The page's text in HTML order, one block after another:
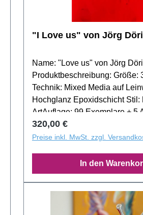
Rahmenlösungen, die „Love
zur Geltung bringen. Wähle
verschiedenen Materialien und
dich gern zu deiner
"I Love us" von Jörg
Name: "Love us" von Jörg Döring
Produktbeschreibung: Größe: 30 x 25 x 4 cm
Technik: Mixed Media auf
Hochglanz Epoxidschicht Stil: Pop
ArtAuflage: 99 Exemplare + 5
handsigniert + nummeriert Farbschema:
Neon Fotomontage-Service Du möchtest
Wir erstellen dir kostenlos eine
Fotomontage! Sende uns
deiner Wand – wir kümmern
Rest. Kontaktiere uns und
Kunstwerk virtuell in deinem
Regulärer Preis:
320,00 €
Preise inkl. MwSt. zzgl.
In den